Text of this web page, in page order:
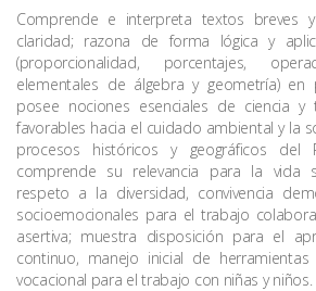
Comprende e interpreta textos breves
claridad; razona de forma lógica y
(proporcionalidad, porcentajes,
elementales de álgebra y geometría) en
posee nociones esenciales de ciencia y
favorables hacia el cuidado ambiental y la
procesos históricos y geográficos
comprende su relevancia para la vida
respeto a la diversidad, convivencia
socioemocionales para el trabajo
asertiva; muestra disposición para el
continuo, manejo inicial de
vocacional para el trabajo con niñas y niños.